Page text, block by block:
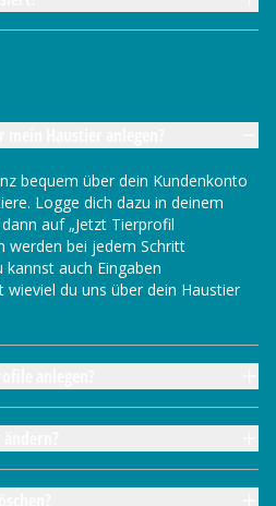
bequem über dein Kundenkonto
Logge dich dazu in deinem
auf „Jetzt Tierprofil
werden bei jedem Schritt
auch Eingaben
du uns über dein Haustier